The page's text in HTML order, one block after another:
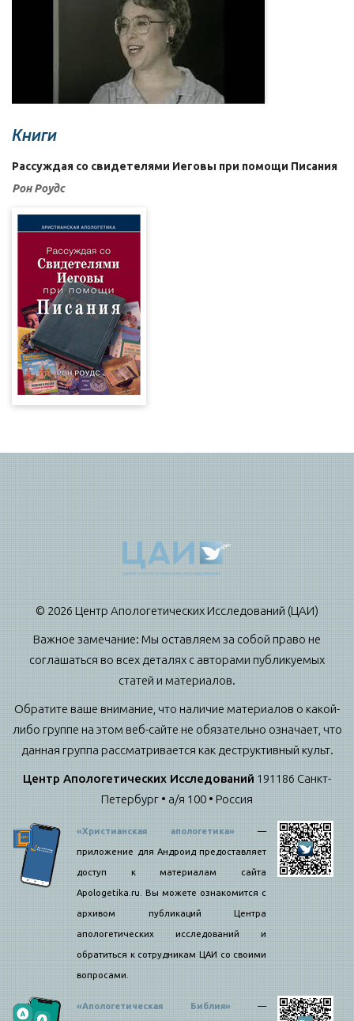
Книги
Рассуждая со свидетелями Иеговы при помощи Писания
Рон Роудс
© 2026 Центр Апологетических Исследований (ЦАИ)
Важное замечание: Мы оставляем за собой право не
соглашаться во всех деталях с авторами публикуемых
статей и материалов.
Обратите ваше внимание, что наличие материалов о какой-
либо группе на этом веб-сайте не обязательно означает, что
данная группа рассматривается как деструктивный культ.
Центр Апологетических Исследований 191186 Санкт-
Петербург • а/я 100 • Россия
«Христианская апологетика»—
приложение для Андроид предоставляет
доступ к материалам сайта
Apologetika.ru. Вы можете ознакомится с
архивом публикаций Центра
апологетических исследований и
обратиться к сотрудникам ЦАИ со своими
вопросами.
«Апологетическая Библия»—